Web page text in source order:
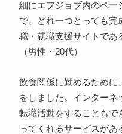
細にエフジョブ内のペー
で、どれ一つとっても完
職・就職支援サイトであ
（男性・20代）
飲食関係に勤めるために
をしました。インター
転職活動をすることもで
ってくれるサービスがあ